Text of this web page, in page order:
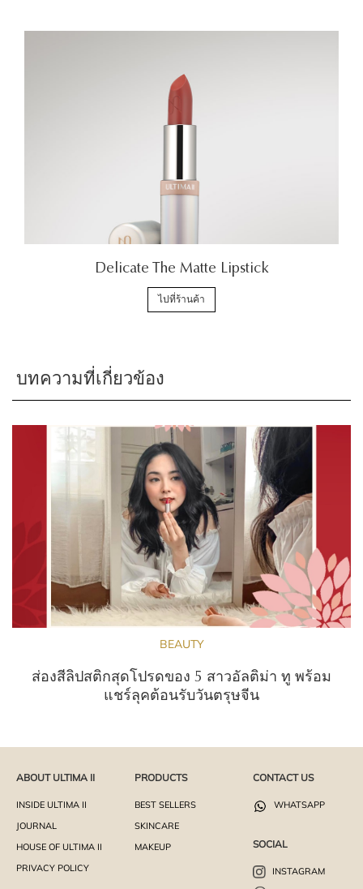
Delicate The Matte Lipstick
ไปที่ร้านค้า
บทความที่เกี่ยวข้อง
BEAUTY
ส่องสีลิปสติกสุดโปรดของ 5 สาวอัลติม่า ทู พร้อม
แชร์ลุคต้อนรับวันตรุษจีน
ABOUT ULTIMA II
INSIDE ULTIMA II
JOURNAL
HOUSE OF ULTIMA II
PRIVACY POLICY
PRODUCTS
BEST SELLERS
SKINCARE
MAKEUP
CONTACT US
WHATSAPP
SOCIAL
INSTAGRAM